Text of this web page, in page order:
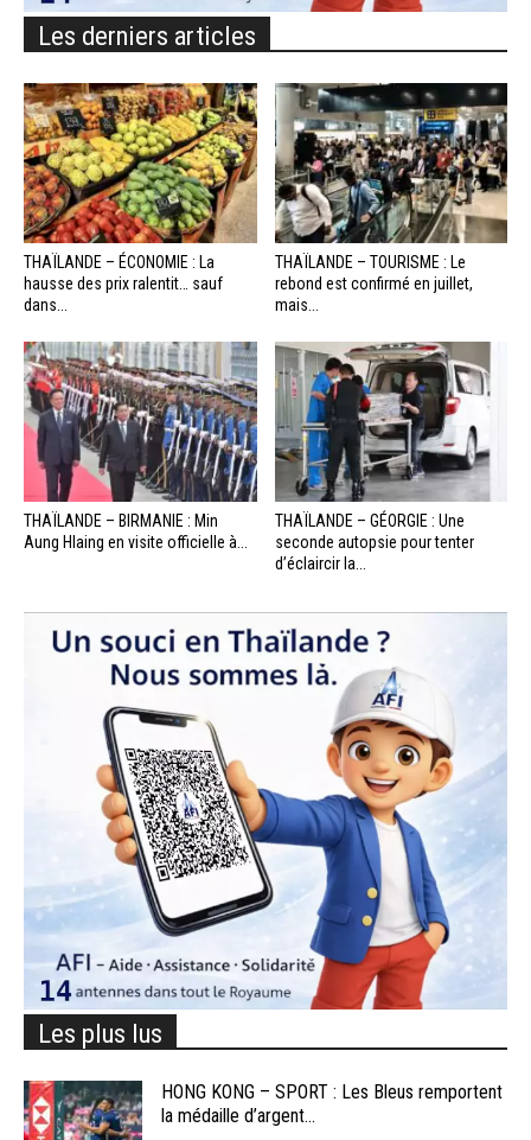
Les derniers articles
THAÏLANDE – ÉCONOMIE : La
hausse des prix ralentit… sauf
dans...
THAÏLANDE – TOURISME : Le
rebond est confirmé en juillet,
mais...
THAÏLANDE – BIRMANIE : Min
Aung Hlaing en visite officielle à...
THAÏLANDE – GÉORGIE : Une
seconde autopsie pour tenter
d’éclaircir la...
Les plus lus
HONG KONG – SPORT : Les Bleus remportent
la médaille d’argent...